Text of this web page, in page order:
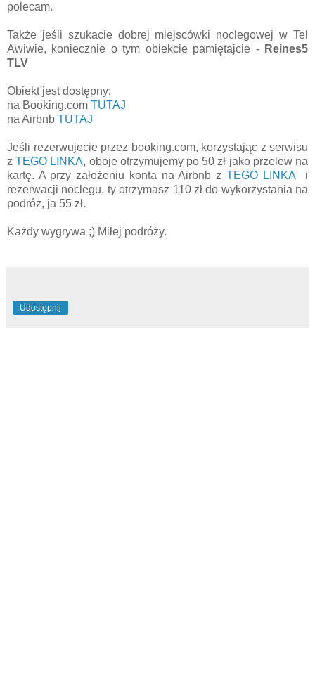
polecam.
Także jeśli szukacie dobrej miejscówki noclegowej w Tel
Awiwie, koniecznie o tym obiekcie pamiętajcie - Reines5
TLV
Obiekt jest dostępny:
na Booking.com TUTAJ
na Airbnb TUTAJ
Jeśli rezerwujecie przez booking.com, korzystając z serwisu
zTEGO LINKA, oboje otrzymujemy po 50 zł jako przelew na
kartę. A przy założeniu konta na Airbnb z TEGO LINKAi
rezerwacji noclegu, ty otrzymasz 110 zł do wykorzystania na
podróż, ja 55 zł.
Każdy wygrywa ;) Miłej podróży.
Udostępnij